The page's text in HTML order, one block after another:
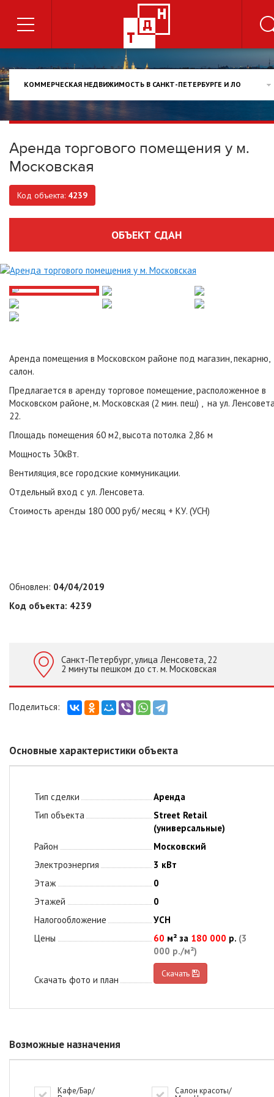
КОММЕРЧЕСКАЯ НЕДВИЖИМОСТЬ В САНКТ-ПЕТЕРБУРГЕ И ЛО
Аренда торгового помещения у м.
Московская
Код объекта: 4239
ОБЪЕКТ СДАН
Аренда помещения в Московском районе под магазин, пекарню,
салон.
Предлагается в аренду торговое помещение, расположенное в
Московском районе, м. Московская (2 мин. пеш) , на ул.
22.
Площадь помещения 60 м2, высота потолка 2,86 м
Мощность 30кВт.
Вентиляция, все городские коммуникации.
Отдельный вход с ул. Ленсовета.
Стоимость аренды 180 000 руб/ месяц + КУ. (УСН)
Обновлен: 04/04/2019
Код объекта: 4239
Санкт-Петербург, улица Ленсовета, 22
2 минуты пешком до ст. м. Московская
Основные характеристики объекта
Тип сделки
Аренда
Тип объекта
Street Retail
(универсальные)
Район
Московский
Электроэнергия
3 кВт
Этаж
0
Этажей
0
Налогообложение
УСН
Цены
60 м² за 180 000 р. (3
000 р./м²)
Скачать фото и план
Скачать
Возможные назначения
Кафе/Бар/ Салон красоты/